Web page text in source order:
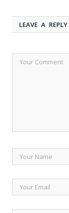
LEAVE A REPLY